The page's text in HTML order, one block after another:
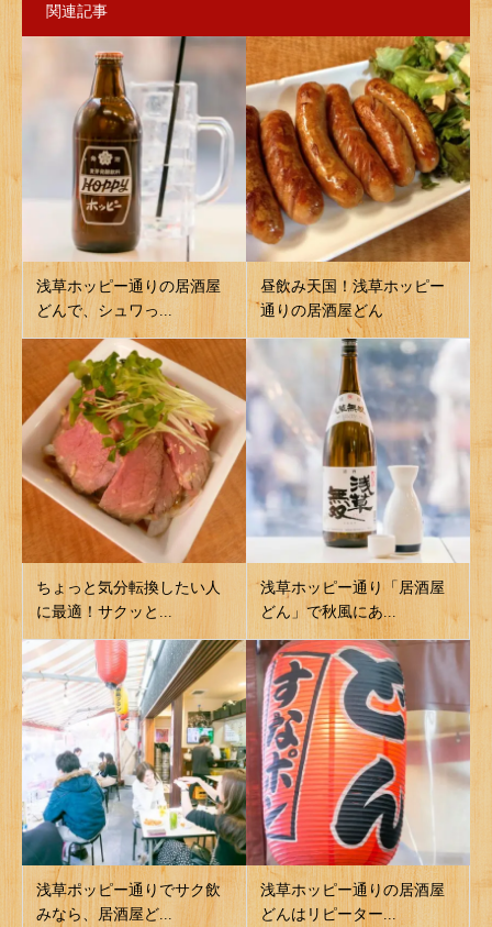
関連記事
浅草ホッピー通りの居酒屋
どんで、シュワっ...
昼飲み天国！浅草ホッピー
通りの居酒屋どん
ちょっと気分転換したい人
に最適！サクッと...
浅草ホッピー通り「居酒屋
どん」で秋風にあ...
浅草ポッピー通りでサク飲
みなら、居酒屋ど...
浅草ホッピー通りの居酒屋
どんはリピーター...